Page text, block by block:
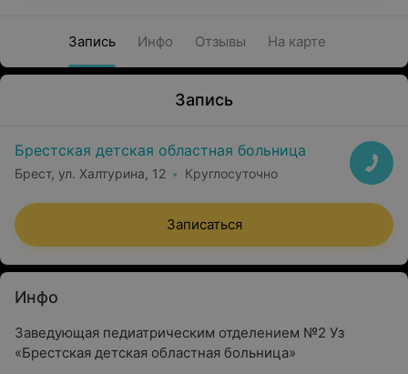
Запись Инфо Отзывы На карте
Запись
Брестская детская областная больница
Брест, ул. Халтурина, 12 Круглосуточно
Записаться
Инфо
Заведующая педиатрическим отделением №2 Уз
«Брестская детская областная больница»